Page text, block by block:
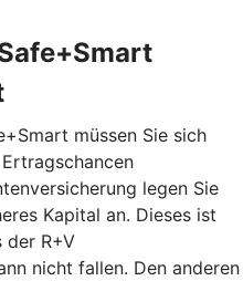
müssen Sie sich
legen Sie
Kapital an. Dieses ist
der R+V
nicht fallen. Den anderen